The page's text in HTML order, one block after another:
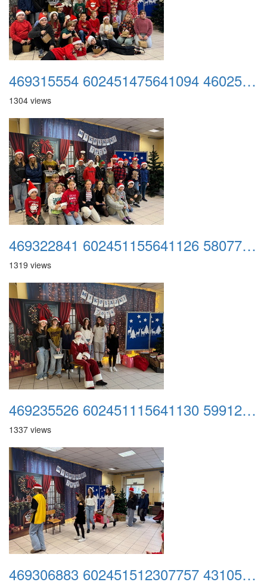
469315554 602451475641094 4602505679248406536 n
1304 views
469322841 602451155641126 5807722784842833715 n
1319 views
469235526 602451115641130 5991240275389984081 n
1337 views
469306883 602451512307757 4310520759485186753 n